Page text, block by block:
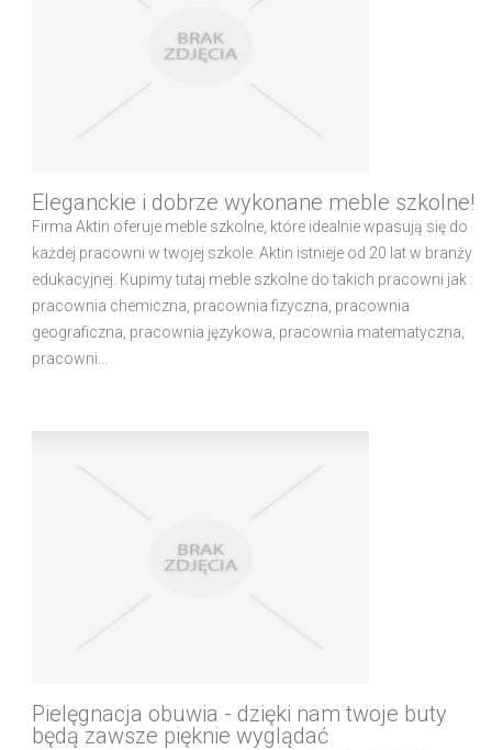
Eleganckie i dobrze wykonane meble szkolne!
Firma Aktin oferuje meble szkolne, które idealnie wpasują się do
każdej pracowni w twojej szkole. Aktin istnieje od 20 lat w branży
edukacyjnej. Kupimy tutaj meble szkolne do takich pracowni jak :
pracownia chemiczna, pracownia fizyczna, pracownia
geograficzna, pracownia językowa, pracownia matematyczna,
pracowni...
Pielęgnacja obuwia - dzięki nam twoje buty
będą zawsze pięknie wyglądać